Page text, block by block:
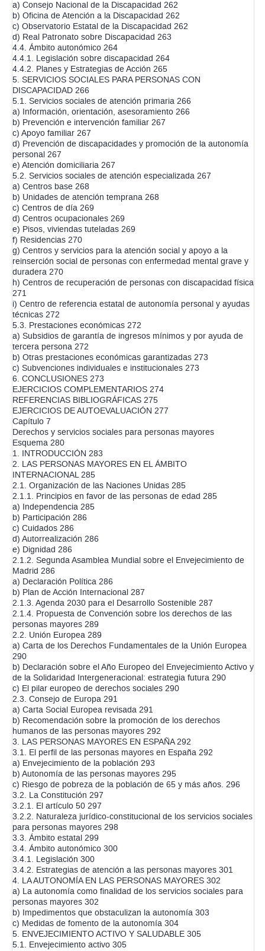
a) Consejo Nacional de la Discapacidad 262
b) Oficina de Atención a la Discapacidad 262
c) Observatorio Estatal de la Discapacidad 262
d) Real Patronato sobre Discapacidad 263
4.4. Ámbito autonómico 264
4.4.1. Legislación sobre discapacidad 264
4.4.2. Planes y Estrategias de Acción 265
5. SERVICIOS SOCIALES PARA PERSONAS CON
DISCAPACIDAD 266
5.1. Servicios sociales de atención primaria 266
a) Información, orientación, asesoramiento 266
b) Prevención e intervención familiar 267
c) Apoyo familiar 267
d) Prevención de discapacidades y promoción de la autonomía
personal 267
e) Atención domiciliaria 267
5.2. Servicios sociales de atención especializada 267
a) Centros base 268
b) Unidades de atención temprana 268
c) Centros de día 269
d) Centros ocupacionales 269
e) Pisos, viviendas tuteladas 269
f) Residencias 270
g) Centros y servicios para la atención social y apoyo a la
reinserción social de personas con enfermedad mental grave y
duradera 270
h) Centros de recuperación de personas con discapacidad física
271
i) Centro de referencia estatal de autonomía personal y ayudas
técnicas 272
5.3. Prestaciones económicas 272
a) Subsidios de garantía de ingresos mínimos y por ayuda de
tercera persona 272
b) Otras prestaciones económicas garantizadas 273
c) Subvenciones individuales e institucionales 273
6. CONCLUSIONES 273
EJERCICIOS COMPLEMENTARIOS 274
REFERENCIAS BIBLIOGRÁFICAS 275
EJERCICIOS DE AUTOEVALUACIÓN 277
Capítulo 7
Derechos y servicios sociales para personas mayores
Esquema 280
1. INTRODUCCIÓN 283
2. LAS PERSONAS MAYORES EN EL ÁMBITO
INTERNACIONAL 285
2.1. Organización de las Naciones Unidas 285
2.1.1. Principios en favor de las personas de edad 285
a) Independencia 285
b) Participación 286
c) Cuidados 286
d) Autorrealización 286
e) Dignidad 286
2.1.2. Segunda Asamblea Mundial sobre el Envejecimiento de
Madrid 286
a) Declaración Política 286
b) Plan de Acción Internacional 287
2.1.3. Agenda 2030 para el Desarrollo Sostenible 287
2.1.4. Propuesta de Convención sobre los derechos de las
personas mayores 289
2.2. Unión Europea 289
a) Carta de los Derechos Fundamentales de la Unión Europea
290
b) Declaración sobre el Año Europeo del Envejecimiento Activo y
de la Solidaridad Intergeneracional: estrategia futura 290
c) El pilar europeo de derechos sociales 290
2.3. Consejo de Europa 291
a) Carta Social Europea revisada 291
b) Recomendación sobre la promoción de los derechos
humanos de las personas mayores 292
3. LAS PERSONAS MAYORES EN ESPAÑA 292
3.1. El perfil de las personas mayores en España 292
a) Envejecimiento de la población 293
b) Autonomía de las personas mayores 295
c) Riesgo de pobreza de la población de 65 y más años. 296
3.2. La Constitución 297
3.2.1. El artículo 50 297
3.2.2. Naturaleza jurídico-constitucional de los servicios sociales
para personas mayores 298
3.3. Ámbito estatal 299
3.4. Ámbito autonómico 300
3.4.1. Legislación 300
3.4.2. Estrategias de atención a las personas mayores 301
4. LA AUTONOMÍA EN LAS PERSONAS MAYORES 302
a) La autonomía como finalidad de los servicios sociales para
personas mayores 302
b) Impedimentos que obstaculizan la autonomía 303
c) Medidas de fomento de la autonomía 304
5. ENVEJECIMIENTO ACTIVO Y SALUDABLE 305
5.1. Envejecimiento activo 305